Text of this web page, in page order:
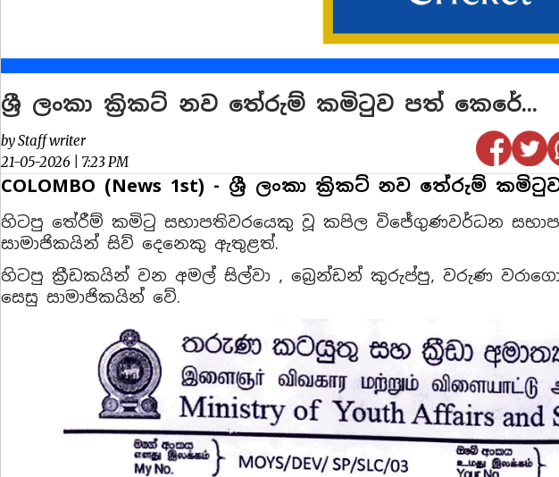
ශ්‍රී ලංකා ක්‍රිකට් නව තේරුම් කමිටුව පත් කෙරේ...
by Staff writer
21-05-2026 | 7:23 PM
COLOMBO (News 1st) - ශ්‍රී ලංකා ක්‍රිකට් නව තේරුම්
හිටපු තේරීම් කමිටු සභාපතිවරයෙකු වූ කපිල විජේගුණවර්ධන
සාමාජිකයින් සිව් දෙනෙකු ඇතුළත්.
හිටපු ක්‍රීඩකයින් වන අමල් සිල්වා , බ්‍රෙන්ඩන් කුරුප්පු, වරුණ
සෙසු සාමාජිකයින් වේ.